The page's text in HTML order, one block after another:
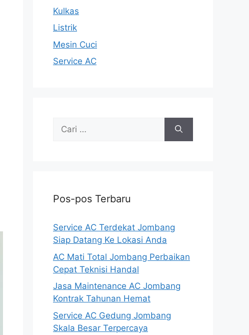
Kulkas
Listrik
Mesin Cuci
Service AC
Cari
Pos-pos Terbaru
Service AC Terdekat Jombang
Siap Datang Ke Lokasi Anda
AC Mati Total Jombang Perbaikan
Cepat Teknisi Handal
Jasa Maintenance AC Jombang
Kontrak Tahunan Hemat
Service AC Gedung Jombang
Skala Besar Terpercaya